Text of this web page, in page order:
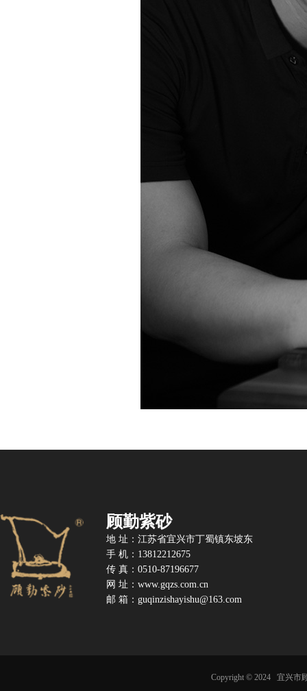
顾勤紫砂
地 址：江苏省宜兴市丁蜀镇东坡东
手 机：13812212675
传 真：0510-87196677
网 址：www.gqzs.com.cn
邮 箱： guqinzishayishu@163.com
Copyright © 2024 宜兴市